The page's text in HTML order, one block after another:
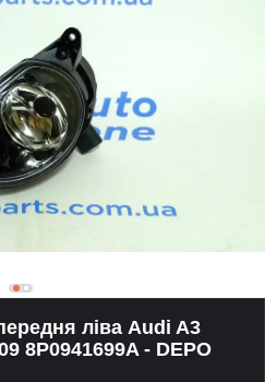
ліва Audi A3
8P0941699A - DEPO